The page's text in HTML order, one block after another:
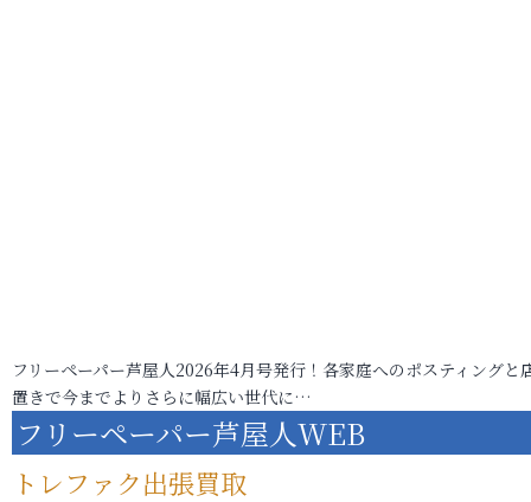
フリーペーパー芦屋人2026年4月号発行！各家庭へのポスティングと
置きで今までよりさらに幅広い世代に…
フリーペーパー芦屋人WEB
トレファク出張買取